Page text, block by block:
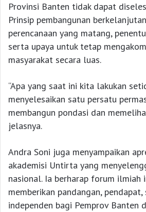
Provinsi Banten tidak dapat
Prinsip pembangunan
perencanaan yang matang,
serta upaya untuk tetap
masyarakat secara luas.
“Apa yang saat ini kita lakukan
menyelesaikan satu persatu
membangun pondasi dan
jelasnya.
Andra Soni juga menyampaikan
akademisi Untirta yang
nasional. Ia berharap forum ilmiah
memberikan pandangan,
independen bagi Pemprov Banten